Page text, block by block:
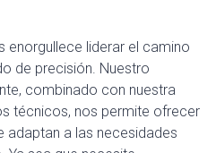
enorgullece liderar el camino
de precisión. Nuestro
combinado con nuestra
técnicos, nos permite ofrecer
adaptan a las necesidades